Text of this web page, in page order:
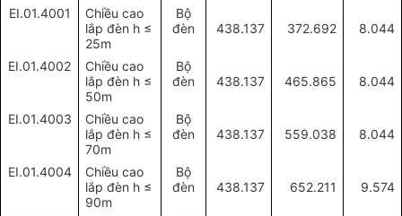
EI.01.4001
Chiều cao
lắp đèn h ≤
25m
Bộ
đèn
438.137 372.692 8.044
EI.01.4002
Chiều cao
lắp đèn h ≤
50m
Bộ
đèn
438.137 465.865 8.044
EI.01.4003
Chiều cao
lắp đèn h ≤
70m
Bộ
đèn
438.137 559.038 8.044
EI.01.4004
Chiều cao
lắp đèn h ≤
90m
Bộ
đèn
438.137 652.211 9.574